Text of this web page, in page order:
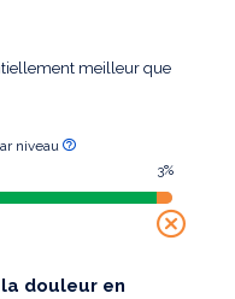
meilleur que
niveau
3%
douleur en